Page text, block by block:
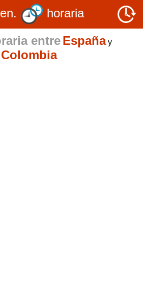
horaria
entre Españay
Colombia